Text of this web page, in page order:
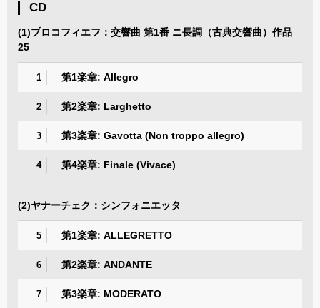
CD
(1)プロコフィエフ：交響曲 第1番 ニ長調（古典交響曲）作品
25
1 第1楽章: Allegro
2 第2楽章: Larghetto
3 第3楽章: Gavotta (Non troppo allegro)
4 第4楽章: Finale (Vivace)
(2)ヤナーチェク：シンフォニエッタ
5 第1楽章: ALLEGRETTO
6 第2楽章: ANDANTE
7 第3楽章: MODERATO